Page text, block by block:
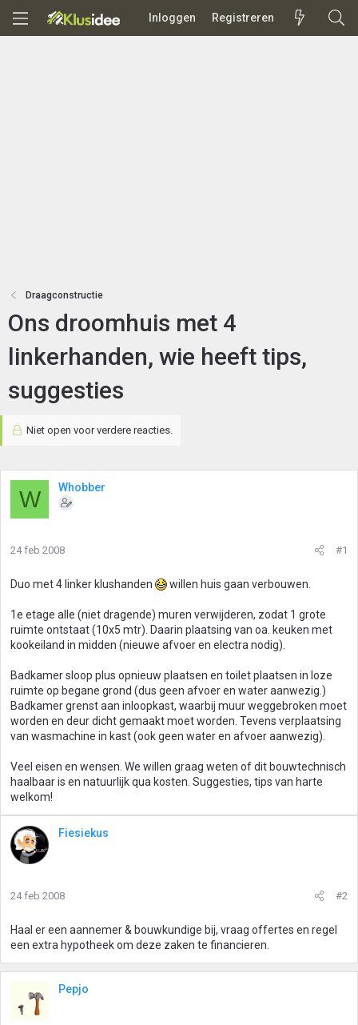
Inloggen Registreren
Draagconstructie
Ons droomhuis met 4
linkerhanden, wie heeft tips,
suggesties
Niet open voor verdere reacties.
W Whobber
24 feb 2008 #1
Duo met 4 linker klushanden willen huis gaan verbouwen.
1e etage alle (niet dragende) muren verwijderen, zodat 1 grote
ruimte ontstaat (10x5 mtr). Daarin plaatsing van oa. keuken met
kookeiland in midden (nieuwe afvoer en electra nodig).
Badkamer sloop plus opnieuw plaatsen en toilet plaatsen in loze
ruimte op begane grond (dus geen afvoer en water aanwezig.)
Badkamer grenst aan inloopkast, waarbij muur weggebroken moet
worden en deur dicht gemaakt moet worden. Tevens verplaatsing
van wasmachine in kast (ook geen water en afvoer aanwezig).
Veel eisen en wensen. We willen graag weten of dit bouwtechnisch
haalbaar is en natuurlijk qua kosten. Suggesties, tips van harte
welkom!
Fiesiekus
24 feb 2008 #2
Haal er een aannemer & bouwkundige bij, vraag offertes en regel
een extra hypotheek om deze zaken te financieren.
Pepjo